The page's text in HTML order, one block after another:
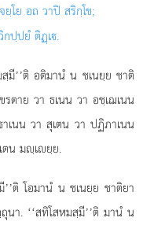
โย อถ วาปิ สริกฺโข;
ปฺปยํ ติฏฺเ.
สฺมี’’ติ อติมานํ น ชเนยฺย ชาติ
ตาย วา ธเนน วา อชฺเฌเนน
เนน วา สุเตน วา ปฏิภาเนน
ตน มฺเยฺย.
’’ติ โอมานํ น ชเนยฺย ชาติยา
า. ‘‘สทิโสหมสฺมี’’ติ มานํ น